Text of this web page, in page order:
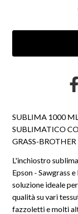
SUBLIMA 1000
SUBLIMATICO
GRASS-
L'inchiostro
Epson - Sawgrass
soluzione ideale
qualità su vari
fazzoletti e molti